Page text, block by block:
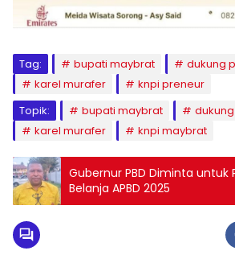
Tag: bupati maybrat
dukung
karel murafer
knpi preneur
Topik:
bupati maybrat
karel murafer
knpi maybrat
Gubernur PBD Diminta untuk
Belanja APBD 2025